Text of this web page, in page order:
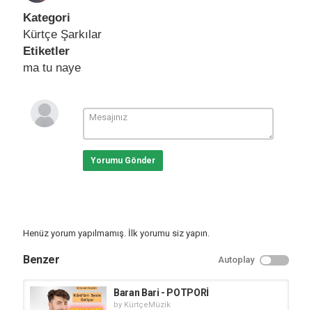
Kategori
Kürtçe Şarkılar
Etiketler
ma tu naye
Yorumu Gönder
Henüz yorum yapılmamış. İlk yorumu siz yapın.
Benzer Autoplay
Baran Bari - POTPORİ
by KürtçeMüzik